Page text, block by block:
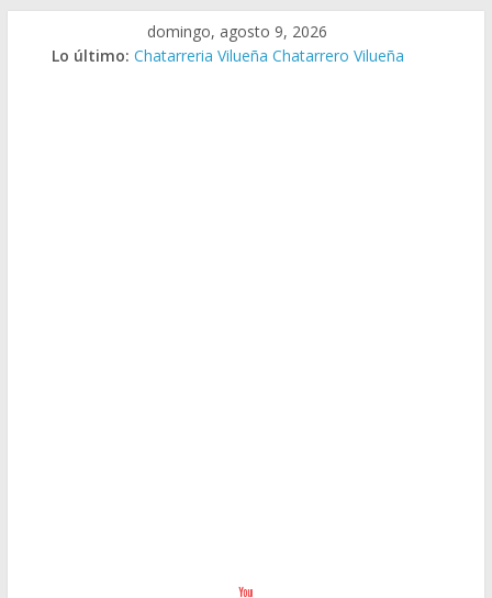
domingo, agosto 9, 2026
Lo último: Chatarreria Vilueña Chatarrero Vilueña